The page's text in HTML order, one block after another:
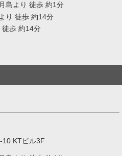
島より 徒歩 約1分
り 徒歩 約14分
徒歩 約14分
10 KTビル3F